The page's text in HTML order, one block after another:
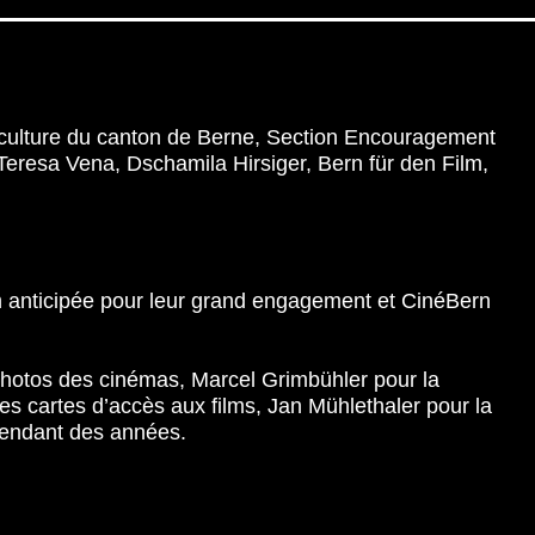
du canton de Berne, Section Encouragement
Vena, Dschamila Hirsiger, Bern für den Film,
pour leur grand engagement et CinéBern
des cinémas, Marcel Grimbühler pour la
cartes d’accès aux films, Jan Mühlethaler pour la
des années.